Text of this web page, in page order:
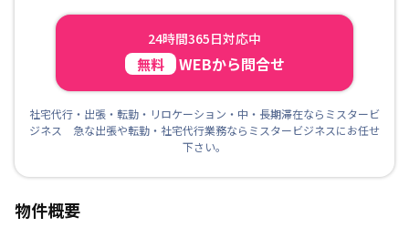
24時間365日対応中
無料 WEBから問合せ
社宅代行・出張・転勤・リロケーション・中・長期滞在ならミスタービ
ジネス 急な出張や転勤・社宅代行業務ならミスタービジネスにお任せ
下さい。
物件概要